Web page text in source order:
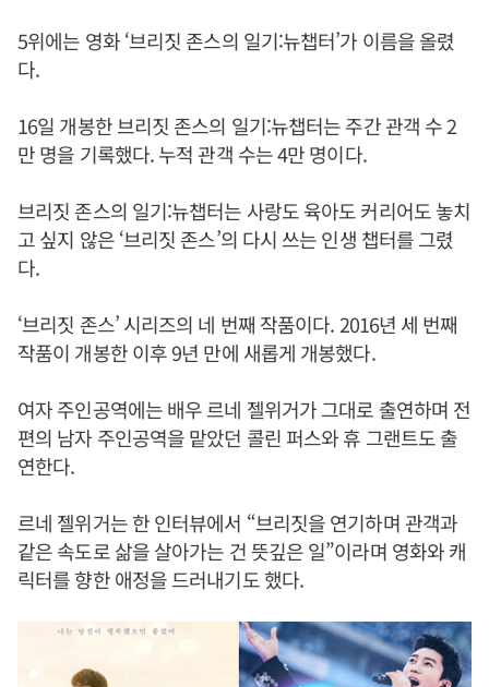
5위에는 영화 ‘브리짓 존스의 일기:뉴챕터’가 이름을 올렸
다.
16일 개봉한 브리짓 존스의 일기:뉴챕터는 주간 관객 수 2
만 명을 기록했다. 누적 관객 수는 4만 명이다.
브리짓 존스의 일기:뉴챕터는 사랑도 육아도 커리어도 놓치
고 싶지 않은 ‘브리짓 존스’의 다시 쓰는 인생 챕터를 그렸
다.
‘브리짓 존스’ 시리즈의 네 번째 작품이다. 2016년 세 번째
작품이 개봉한 이후 9년 만에 새롭게 개봉했다.
여자 주인공역에는 배우 르네 젤위거가 그대로 출연하며 전
편의 남자 주인공역을 맡았던 콜린 퍼스와 휴 그랜트도 출
연한다.
르네 젤위거는 한 인터뷰에서 “브리짓을 연기하며 관객과
같은 속도로 삶을 살아가는 건 뜻깊은 일”이라며 영화와 캐
릭터를 향한 애정을 드러내기도 했다.